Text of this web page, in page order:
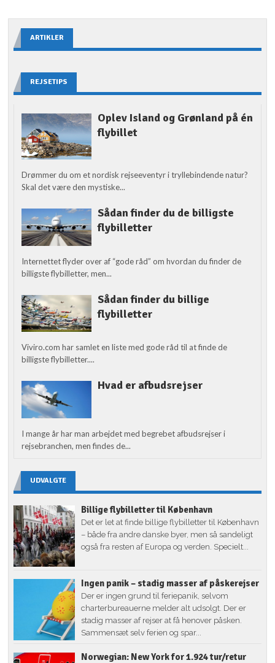
ARTIKLER
REJSETIPS
Oplev Island og Grønland på én
flybillet
Drømmer du om et nordisk rejseeventyr i tryllebindende natur?
Skal det være den mystiske...
Sådan finder du de billigste
flybilletter
Internettet flyder over af “gode råd” om hvordan du finder de
billigste flybilletter, men...
Sådan finder du billige
flybilletter
Viviro.com har samlet en liste med gode råd til at finde de
billigste flybilletter....
Hvad er afbudsrejser
I mange år har man arbejdet med begrebet afbudsrejser i
rejsebranchen, men findes de...
UDVALGTE
Billige flybilletter til København
Det er let at finde billige flybilletter til København
– både fra andre danske byer, men så sandeligt
også fra resten af Europa og verden. Specielt...
Ingen panik – stadig masser af påskerejser
Der er ingen grund til feriepanik, selvom
charterbureauerne melder alt udsolgt. Der er
stadig masser af rejser at få henover påsken.
Sammensæt selv ferien og spar...
Norwegian: New York for 1.924 tur/retur